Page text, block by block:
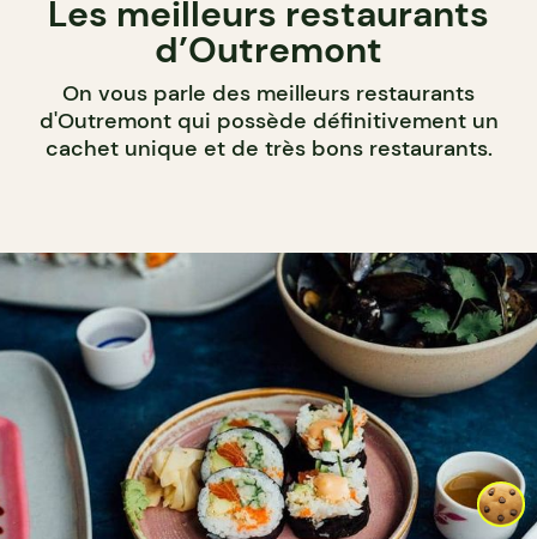
Les meilleurs restaurants
d’Outremont
On vous parle des meilleurs restaurants
d'Outremont qui possède définitivement un
cachet unique et de très bons restaurants.